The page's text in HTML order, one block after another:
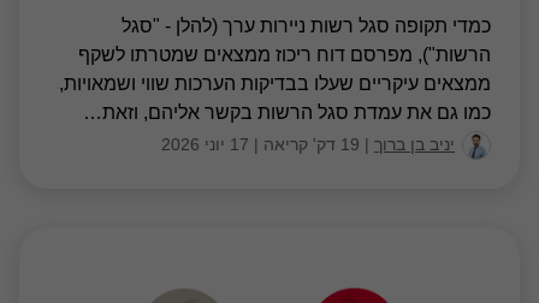
כמדי תקופה סגל רשות ניירות ערך (להלן - "סגל
הרשות"), מפרסם דוח ריכוז ממצאים שמטרתו לשקף
ממצאים עיקריים שעלו בבדיקות הערכות שווי ושמאויות,
כמו גם את עמדת סגל הרשות בקשר אליהם, וזאת…
יניב בן ברוך | 19 דק' קריאה | 17 יוני 2026